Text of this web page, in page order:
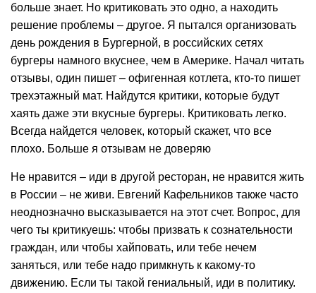
больше знает. Но критиковать это одно, а находить
решение проблемы – другое. Я пытался организовать
день рождения в Бургерной, в российских сетях
бургеры намного вкуснее, чем в Америке. Начал читать
отзывы, один пишет – офигенная котлета, кто-то пишет
трехэтажный мат. Найдутся критики, которые будут
хаять даже эти вкусные бургеры. Критиковать легко.
Всегда найдется человек, который скажет, что все
плохо. Больше я отзывам не доверяю
Не нравится – иди в другой ресторан, не нравится жить
в России – не живи. Евгений Кафельников также часто
неоднозначно высказывается на этот счет. Вопрос, для
чего ты критикуешь: чтобы призвать к сознательности
граждан, или чтобы хайповать, или тебе нечем
заняться, или тебе надо примкнуть к какому-то
движению. Если ты такой гениальный, иди в политику.